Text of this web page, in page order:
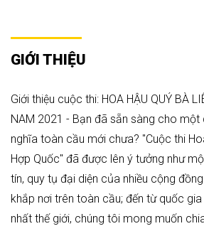
GIỚI THIỆU
Giới thiệu cuộc thi: HOA HẬU QUÝ BÀ
NAM 2021 - Bạn đã sẵn sàng cho
nghĩa toàn cầu mới chưa? "Cuộc thi
Hợp Quốc" đã được lên ý tưởng như
tín, quy tụ đại diện của nhiều cộng
khắp nơi trên toàn cầu; đến từ quốc
nhất thế giới, chúng tôi mong muốn